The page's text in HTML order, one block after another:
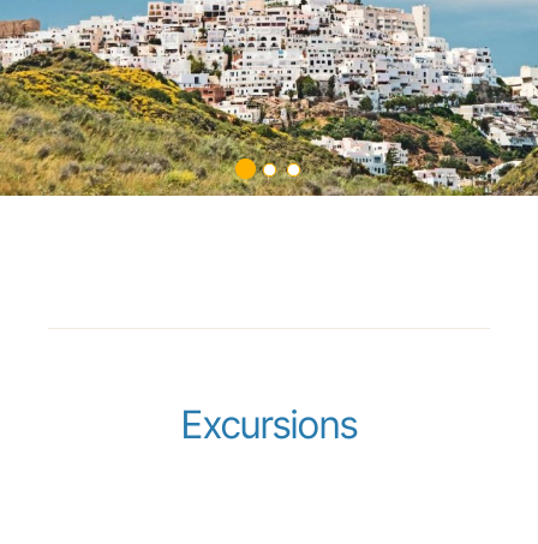
Excursions